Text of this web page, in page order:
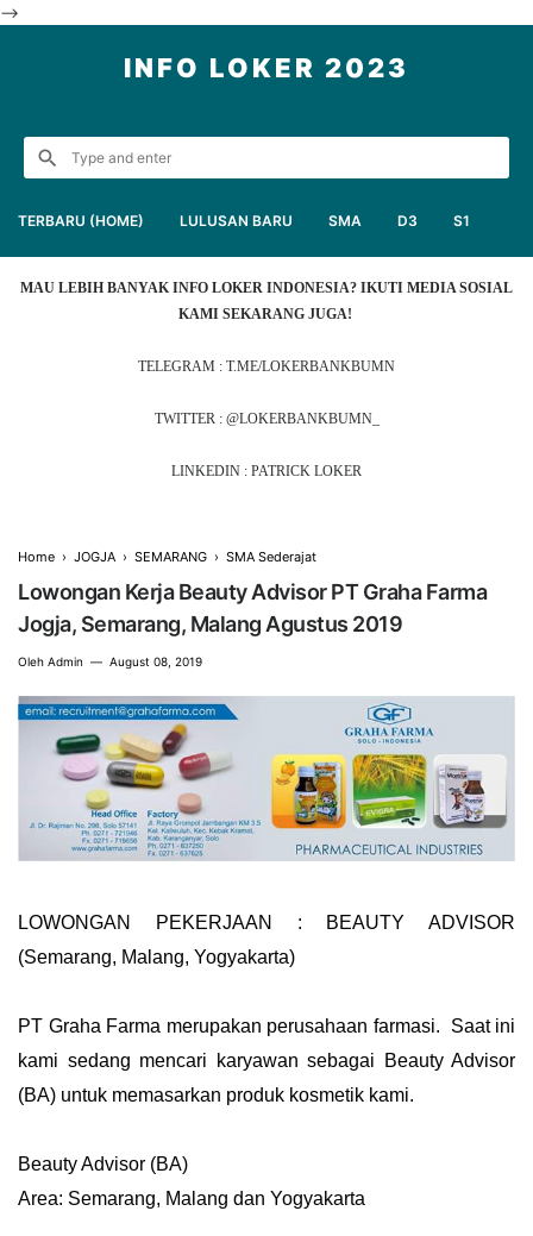
-->
INFO LOKER 2023
TERBARU (HOME) LULUSAN BARU SMA D3 S1
MAU LEBIH BANYAK INFO LOKER INDONESIA? IKUTI MEDIA SOSIAL
KAMI SEKARANG JUGA!
TELEGRAM : T.ME/LOKERBANKBUMN
TWITTER : @LOKERBANKBUMN_
LINKEDIN : PATRICK LOKER
Home › JOGJA › SEMARANG › SMA Sederajat
Lowongan Kerja Beauty Advisor PT Graha Farma
Jogja, Semarang, Malang Agustus 2019
Oleh Admin August 08, 2019
LOWONGAN PEKERJAAN : BEAUTY ADVISOR
(Semarang, Malang, Yogyakarta)
PT Graha Farma merupakan perusahaan farmasi. Saat ini
kami sedang mencari karyawan sebagai Beauty Advisor
(BA) untuk memasarkan produk kosmetik kami.
Beauty Advisor (BA)
Area: Semarang, Malang dan Yogyakarta